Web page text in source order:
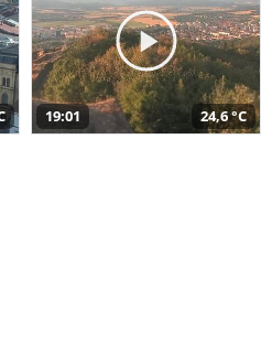
19:01 24,6 °C